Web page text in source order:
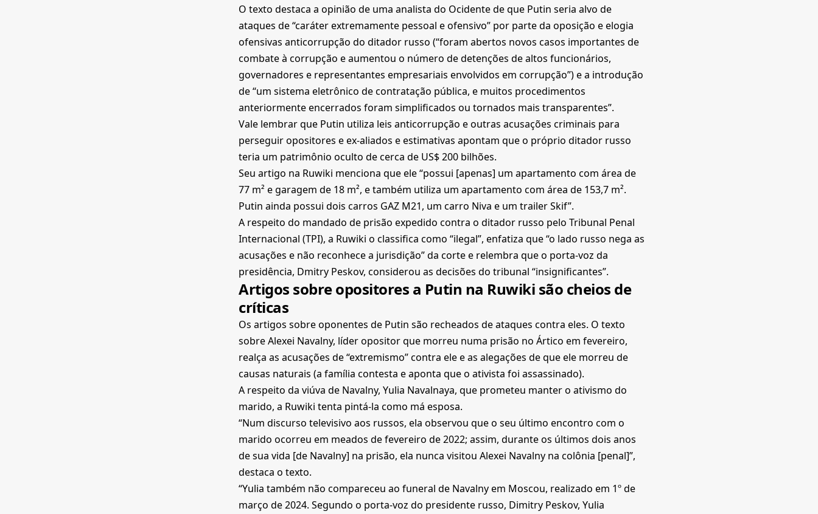
O texto destaca a opinião de uma analista do Ocidente de que Putin seria alvo de
ataques de “caráter extremamente pessoal e ofensivo” por parte da oposição e elogia
ofensivas anticorrupção do ditador russo (“foram abertos novos casos importantes de
combate à corrupção e aumentou o número de detenções de altos funcionários,
governadores e representantes empresariais envolvidos em corrupção”) e a introdução
de “um sistema eletrônico de contratação pública, e muitos procedimentos
anteriormente encerrados foram simplificados ou tornados mais transparentes”.
Vale lembrar que Putin utiliza leis anticorrupção e outras acusações criminais para
perseguir opositores e ex-aliados e estimativas apontam que o próprio ditador russo
teria um patrimônio oculto de cerca de US$ 200 bilhões.
Seu artigo na Ruwiki menciona que ele “possui [apenas] um apartamento com área de
77 m² e garagem de 18 m², e também utiliza um apartamento com área de 153,7 m².
Putin ainda possui dois carros GAZ M21, um carro Niva e um trailer Skif”.
A respeito do mandado de prisão expedido contra o ditador russo pelo Tribunal Penal
Internacional (TPI), a Ruwiki o classifica como “ilegal”, enfatiza que “o lado russo nega as
acusações e não reconhece a jurisdição” da corte e relembra que o porta-voz da
presidência, Dmitry Peskov, considerou as decisões do tribunal “insignificantes”.
Artigos sobre opositores a Putin na Ruwiki são cheios de
críticas
Os artigos sobre oponentes de Putin são recheados de ataques contra eles. O texto
sobre Alexei Navalny, líder opositor que morreu numa prisão no Ártico em fevereiro,
realça as acusações de “extremismo” contra ele e as alegações de que ele morreu de
causas naturais (a família contesta e aponta que o ativista foi assassinado).
A respeito da viúva de Navalny, Yulia Navalnaya, que prometeu manter o ativismo do
marido, a Ruwiki tenta pintá-la como má esposa.
“Num discurso televisivo aos russos, ela observou que o seu último encontro com o
marido ocorreu em meados de fevereiro de 2022; assim, durante os últimos dois anos
de sua vida [de Navalny] na prisão, ela nunca visitou Alexei Navalny na colônia [penal]”,
destaca o texto.
“Yulia também não compareceu ao funeral de Navalny em Moscou, realizado em 1º de
março de 2024. Segundo o porta-voz do presidente russo, Dimitry Peskov, Yulia